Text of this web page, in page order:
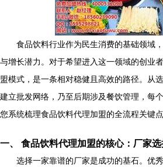
食品饮料行业作为民生消费的基础领域
与增长潜力。对于希望进入这一领域的创业
盟模式，是一条相对稳健且高效的路径。从
建立批发网络，乃至后期涉及餐饮管理，每
您系统梳理食品饮料代理加盟的全流程关键点
一、 食品饮料代理加盟的核心：厂家
选择一家靠谱的厂家是成功的基石。优